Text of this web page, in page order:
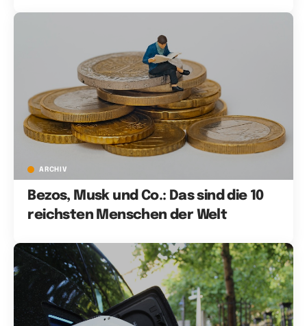
ARCHIV
Bezos, Musk und Co.: Das sind die 10
reichsten Menschen der Welt